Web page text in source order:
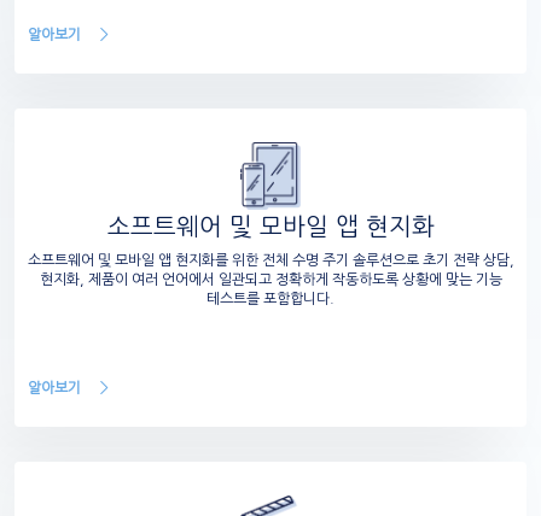
알아보기
소프트웨어 및 모바일 앱 현지화
소프트웨어 및 모바일 앱 현지화를 위한 전체 수명 주기 솔루션으로 초기 전략 상담,
현지화, 제품이 여러 언어에서 일관되고 정확하게 작동하도록 상황에 맞는 기능
테스트를 포함합니다.
알아보기